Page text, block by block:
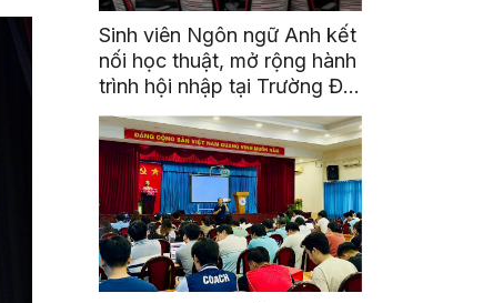
Sinh viên Ngôn ngữ Anh kết
nối học thuật, mở rộng hành
trình hội nhập tại Trường Đại
học Quốc gia Malaysia